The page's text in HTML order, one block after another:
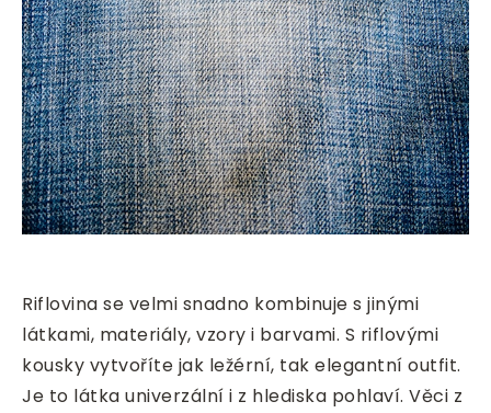
Riflovina se velmi snadno kombinuje s jinými
látkami, materiály, vzory i barvami. S riflovými
kousky vytvoříte jak ležérní, tak elegantní outfit.
Je to látka univerzální i z hlediska pohlaví. Věci z